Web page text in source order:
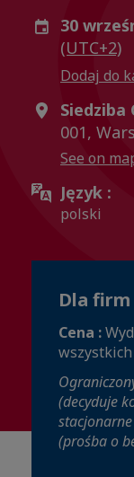
30
(UTC+2)
Dodaj do
Siedziba
001,
See on
Język :
polski
Dla
Cena :
wszystkich
(decyduje
(prośba o